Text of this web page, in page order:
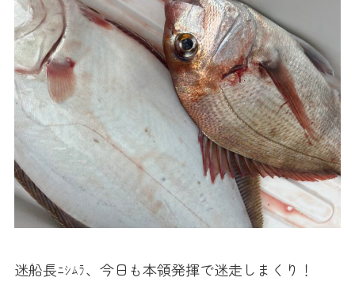
迷船長ﾆｼﾑﾗ、今日も本領発揮で迷走しまくり！